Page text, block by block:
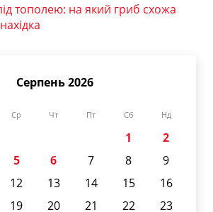
тополею: на який гриб схожа
Серпень 2026
Ср Чт Пт Сб Нд
1
2
5 6 7 8
9
12 13 14 15
16
19 20 21 22
23